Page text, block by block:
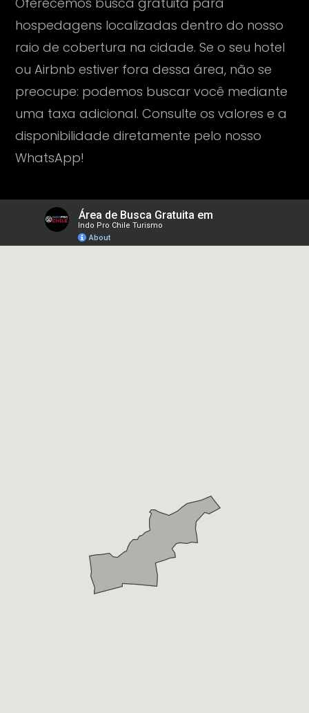
hospedagens localizadas dentro do nosso
raio de cobertura na cidade. Se o seu hotel
ou Airbnb estiver fora dessa área, não se
preocupe: podemos buscar você mediante
uma taxa adicional. Consulte os valores e a
disponibilidade diretamente pelo nosso
WhatsApp!